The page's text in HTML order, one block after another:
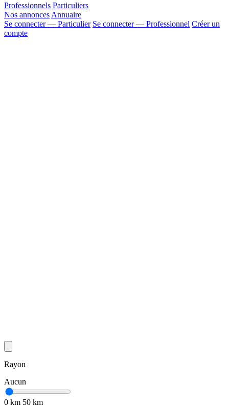
Professionnels Particuliers
Nos annonces Annuaire
Se connecter — Particulier Se connecter — Professionnel Créer un
compte
Rayon
Aucun
0 km 50 km